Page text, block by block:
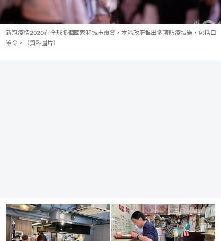
新冠疫情2020在全球多個國家和城市爆發，本港政府推出多項防疫措施，包括口
罩令。（資料圖片）